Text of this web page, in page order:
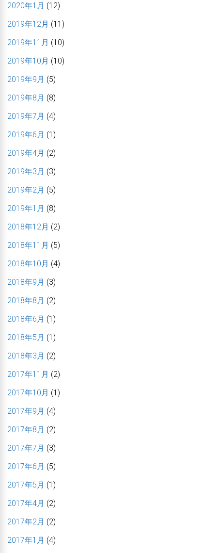
2020年1月 (12)
2019年12月 (11)
2019年11月 (10)
2019年10月 (10)
2019年9月 (5)
2019年8月 (8)
2019年7月 (4)
2019年6月 (1)
2019年4月 (2)
2019年3月 (3)
2019年2月 (5)
2019年1月 (8)
2018年12月 (2)
2018年11月 (5)
2018年10月 (4)
2018年9月 (3)
2018年8月 (2)
2018年6月 (1)
2018年5月 (1)
2018年3月 (2)
2017年11月 (2)
2017年10月 (1)
2017年9月 (4)
2017年8月 (2)
2017年7月 (3)
2017年6月 (5)
2017年5月 (1)
2017年4月 (2)
2017年2月 (2)
2017年1月 (4)